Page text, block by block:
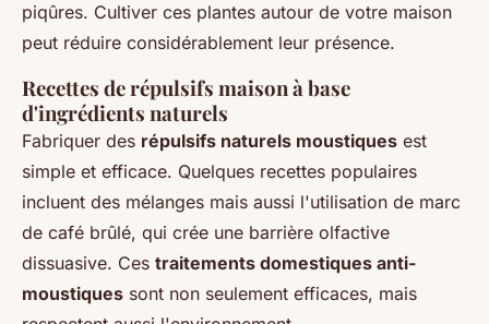
piqûres. Cultiver ces plantes autour de votre maison
peut réduire considérablement leur présence.
Recettes de répulsifs maison à base
d'ingrédients naturels
Fabriquer des répulsifs naturels moustiques est
simple et efficace. Quelques recettes populaires
incluent des mélanges mais aussi l'utilisation de marc
de café brûlé, qui crée une barrière olfactive
dissuasive. Ces traitements domestiques anti-
moustiques sont non seulement efficaces, mais